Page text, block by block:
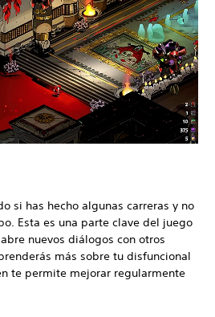
si has hecho algunas carreras y no
Esta es una parte clave del juego
nuevos diálogos con otros
más sobre tu disfuncional
te permite mejorar regularmente